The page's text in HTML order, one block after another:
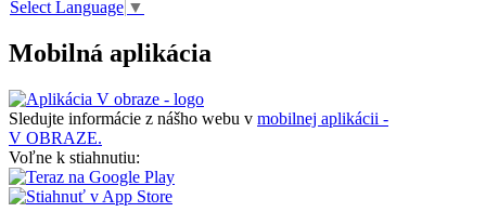
Select Language ▼
Mobilná aplikácia
Sledujte informácie z nášho webu v mobilnej aplikácii -
V OBRAZE.
Voľne k stiahnutiu: